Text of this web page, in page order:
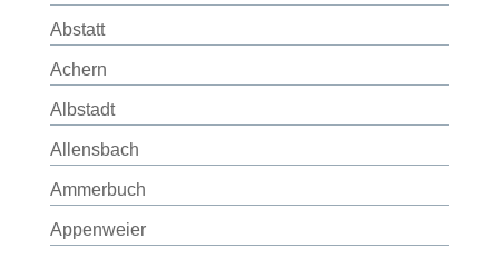
Abstatt
Achern
Albstadt
Allensbach
Ammerbuch
Appenweier